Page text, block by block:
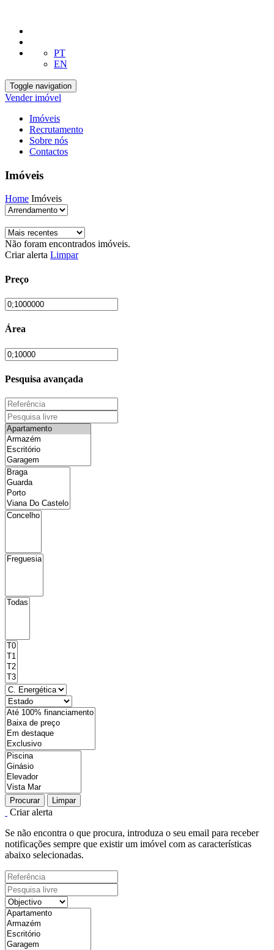
PT
EN
Toggle navigation
Vender imóvel
Imóveis
Recrutamento
Sobre nós
Contactos
Imóveis
Home Imóveis
Não foram encontrados imóveis.
Criar alerta Limpar
Preço
Área
Pesquisa avançada
Procurar Limpar
Criar alerta
Se não encontra o que procura, introduza o seu email para receber
notificações sempre que existir um imóvel com as características
abaixo selecionadas.